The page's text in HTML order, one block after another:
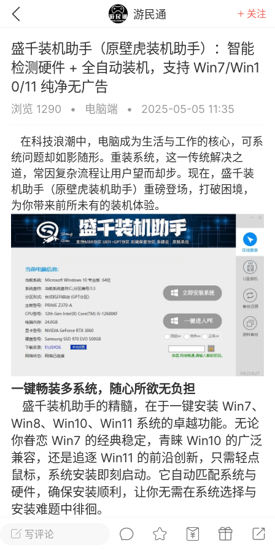
游民通 关注
GTA6 RDR2 逃离塔科夫
彩虹六号 战地5
游戏商城 每日排行
游民通 Lv.13
版主
19 23:03
电脑端 问题解决
我在商城购买的虚拟产品显示自动发
在那里查看卡密？
发货的商品在那里查看卡密？答：查看
：下单以后在右边消息栏查看卡密，或
像 — 我的订单 — 待评价 — 查看订单，
看卡密详情问：我...
写评论
盛千装机助手（原壁虎装机助手）：智能
检测硬件 + 全自动装机，支持 Win7/Win1
0/11 纯净无广告
浏览 1290 • 电脑端 • 2025-05-05 11:35
在科技浪潮中，电脑成为生活与工作的核心，可系
统问题却如影随形。重装系统，这一传统解决之
道，常因复杂流程让用户望而却步。现在，盛千装
机助手（原壁虎装机助手）重磅登场，打破困境，
为你带来前所未有的装机体验。
一键畅装多系统，随心所欲无负担
盛千装机助手的精髓，在于一键安装 Win7、
Win8、Win10、Win11 系统的卓越功能。无论
你眷恋 Win7 的经典稳定，青睐 Win10 的广泛
兼容，还是追逐 Win11 的前沿创新，只需轻点
鼠标，系统安装即刻启动。它自动匹配系统与
硬件，确保安装顺利，让你无需在系统选择与
安装难题中徘徊。
比如，设计工作室电脑需 Win10 专业版运行设计软
件，用盛千装机助手，一键选定，片刻即可开启高